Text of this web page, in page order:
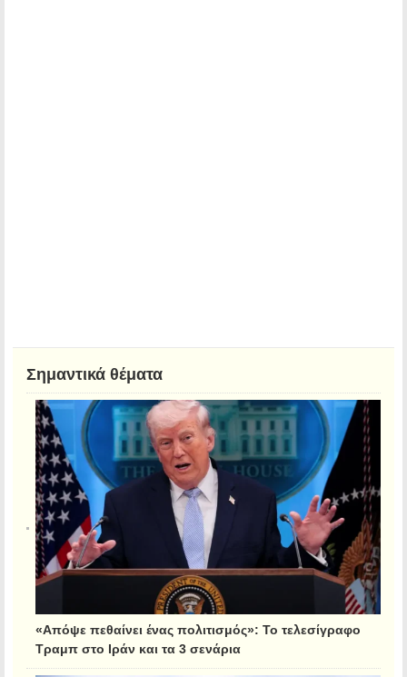
Σημαντικά θέματα
«Απόψε πεθαίνει ένας πολιτισμός»: Το τελεσίγραφο
Τραμπ στο Ιράν και τα 3 σενάρια